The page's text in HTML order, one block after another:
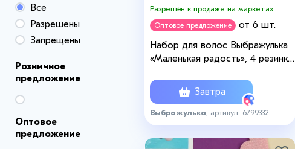
Все
Разрешены
Запрещены
Розничное
предложение
Оптовое
предложение
Разрешён к продаже на маркетах
Оптовое предложение
от 6 шт.
Набор для волос Выбражулька
«Маленькая радость», 4 резинки,
Завтра
Выбражулька , артикул: 6799332